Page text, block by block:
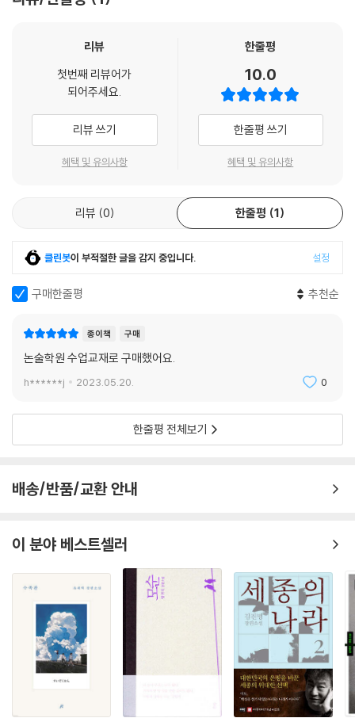
고, 각 권마다 작가의 주요 작품과 작가 소개, 작품 해설에 이르기까지 작품
선집에서 잘 다루지 않은 희귀작이나 작가의 독특한 작품 세계를 드러내는
뜻풀이와 삽화를 더해
보는 재미와 읽는 즐거움을 더한 고퀄리티 문학집
‘한국문학산책’ 시리즈는 시대 분위기와 작가의 개성이 잘 드러날 수 있도
록 작가 고유의 문장이나 방언, 속어, 고어 등은 원문 표기를 따르되, 독자
도록 했다. 또한 작품 중간 중간에 삽화를 수록해 작품의 이해를 도울 뿐 아
니라 작품 읽기에 상상력을 더할 수 있도록 하였다.
작가 생애부터 작품 의의까지
한국문학에 정통한 석·박사급의 고교 국어 교사들이 작가 연보, 작품 소개,
마다 상세한 해설을 수록했다. 전문가들의 수준 높은 해설은 청소년부터
될 것이다.
리뷰
첫번째 리뷰어가
되어주세요.
리뷰 쓰기
혜택 및 유의사항
한줄평
10.0
한줄평 쓰기
혜택 및 유의사항
리뷰 0 한줄평 1
클린봇이 부적절한 글을 감지 중입니다. 설정
구매한줄평 추천순
종이책 구매
논술학원 수업교재로 구매했어요.
h******j 2023.05.20. 0
한줄평 전체보기
배송/반품/교환 안내
이 분야 베스트셀러